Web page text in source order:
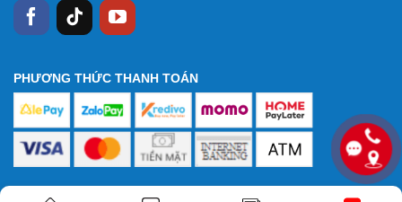
PHƯƠNG THỨC THANH TOÁN